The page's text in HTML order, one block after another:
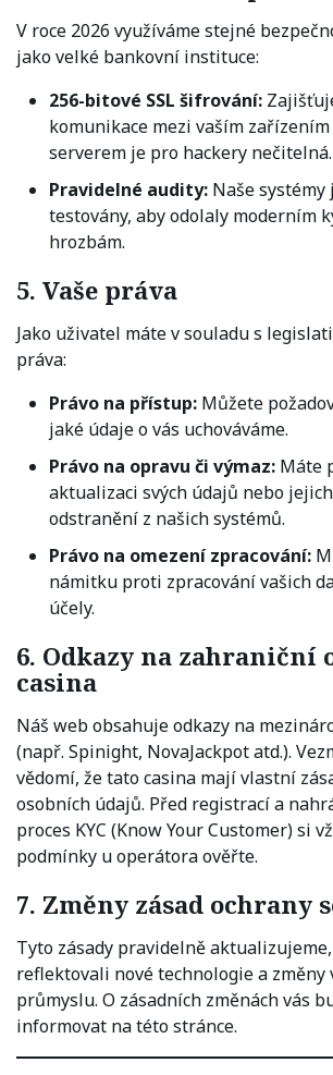
V roce 2026 využíváme stejné
jako velké bankovní instituce:
256-bitové SSL šifrování:
komunikace mezi vaším
serverem je pro hackery nečitelná.
Pravidelné audity: Naše
testovány, aby odolaly moderním
hrozbám.
5. Vaše práva
Jako uživatel máte v souladu s
práva:
Právo na přístup: Můžete
jaké údaje o vás uchováváme.
Právo na opravu či výmaz: Máte
aktualizaci svých údajů nebo
odstranění z našich systémů.
Právo na omezení zpracování:
námitku proti zpracování vašich
účely.
6. Odkazy na zahraniční
casina
Náš web obsahuje odkazy na
(např. Spinight, NovaJackpot atd.).
vědomí, že tato casina mají vlastní
osobních údajů. Před registrací a
proces KYC (Know Your Customer) si
podmínky u operátora ověřte.
7. Změny zásad ochrany
Tyto zásady pravidelně
reflektovali nové technologie a změny
průmyslu. O zásadních změnách vás
informovat na této stránce.